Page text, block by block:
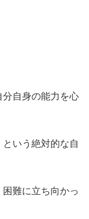
自身の能力を心
という絶対的な自
難に立ち向かっ